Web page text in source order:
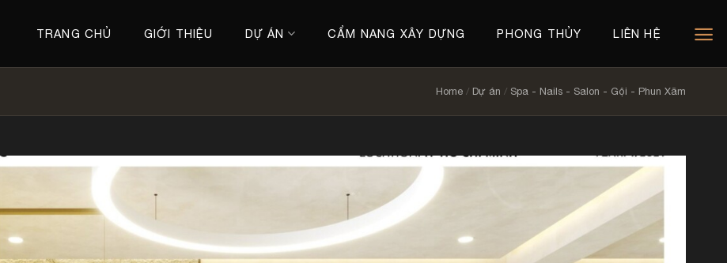
TRANG CHỦ GIỚI THIỆU DỰ ÁN CẨM NANG XÂY DỰNG PHONG THỦY LIÊN HỆ
Home / Dự án / Spa - Nails - Salon - Gội - Phun Xăm